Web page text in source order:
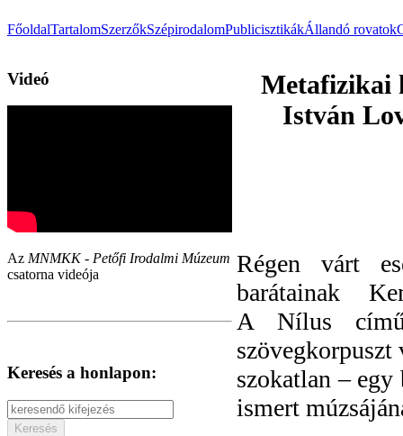
FőoldalTartalomSzerzőkSzépirodalomPublicisztikákÁllandó rovatok
Videó
Az MNMKK - Petőfi Irodalmi Múzeum
csatorna videója
Keresés a honlapon:
Metafizikai
István
Régen várt
barátainak
A Nílus
szövegkorpuszt
szokatlan –
ismert